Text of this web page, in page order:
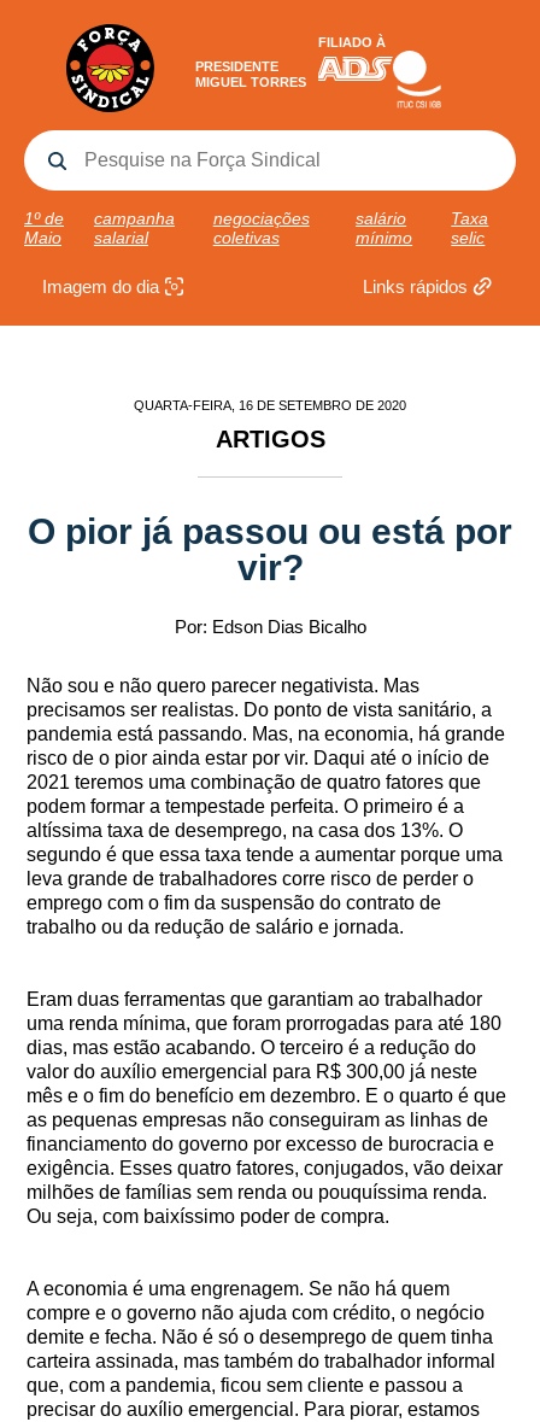
PRESIDENTE
MIGUEL TORRES
FILIADO À
1º de
Maio
campanha
salarial
negociações
coletivas
salário
mínimo
Taxa
selic
Imagem do dia Links rápidos
QUARTA-FEIRA, 16 DE SETEMBRO DE 2020
ARTIGOS
O pior já passou ou está por
vir?
Por: Edson Dias Bicalho
Não sou e não quero parecer negativista. Mas
precisamos ser realistas. Do ponto de vista sanitário, a
pandemia está passando. Mas, na economia, há grande
risco de o pior ainda estar por vir. Daqui até o início de
2021 teremos uma combinação de quatro fatores que
podem formar a tempestade perfeita. O primeiro é a
altíssima taxa de desemprego, na casa dos 13%. O
segundo é que essa taxa tende a aumentar porque uma
leva grande de trabalhadores corre risco de perder o
emprego com o fim da suspensão do contrato de
trabalho ou da redução de salário e jornada.
Eram duas ferramentas que garantiam ao trabalhador
uma renda mínima, que foram prorrogadas para até 180
dias, mas estão acabando. O terceiro é a redução do
valor do auxílio emergencial para R$ 300,00 já neste
mês e o fim do benefício em dezembro. E o quarto é que
as pequenas empresas não conseguiram as linhas de
financiamento do governo por excesso de burocracia e
exigência. Esses quatro fatores, conjugados, vão deixar
milhões de famílias sem renda ou pouquíssima renda.
Ou seja, com baixíssimo poder de compra.
A economia é uma engrenagem. Se não há quem
compre e o governo não ajuda com crédito, o negócio
demite e fecha. Não é só o desemprego de quem tinha
carteira assinada, mas também do trabalhador informal
que, com a pandemia, ficou sem cliente e passou a
precisar do auxílio emergencial. Para piorar, estamos